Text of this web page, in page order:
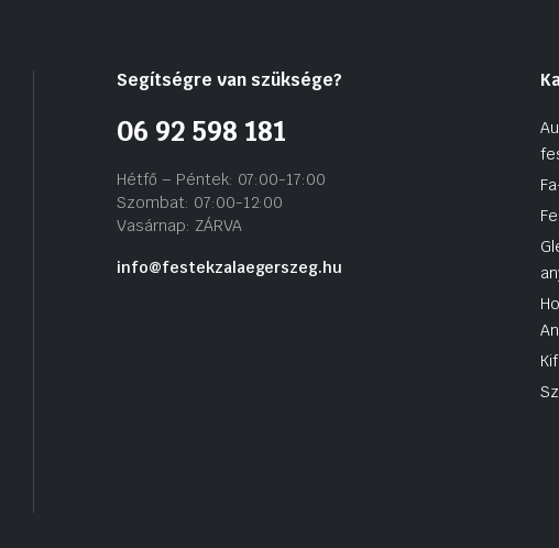
Segítségre van szüksége?
06 92 598 181
Hétfő – Péntek: 07:00-17:00
Szombat: 07:00-12:00
Vasárnap: ZÁRVA
info@festekzalaegerszeg.hu